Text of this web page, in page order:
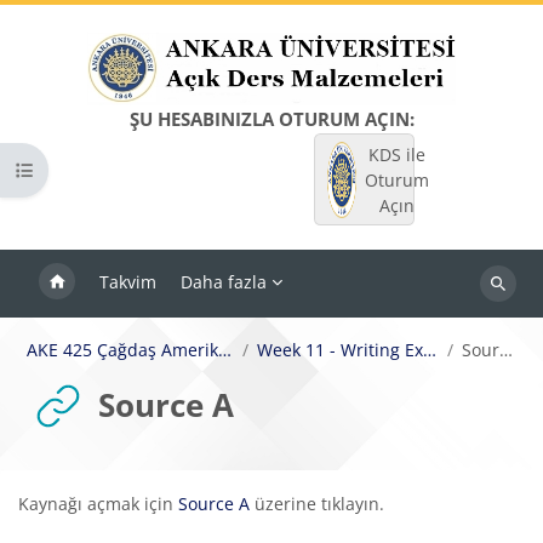
ŞU HESABINIZLA OTURUM AÇIN:
KDS ile
Oturum
Açın
Takvim Daha fazla
Dersleri
Kurs dizinini aç
AKE 425 Çağdaş Amerikan Şiiri I Week 11 - Writing Exercise 3 Source A
Source A
Tamamlama Gereklilikleri
Kaynağı açmak için Source A üzerine tıklayın.